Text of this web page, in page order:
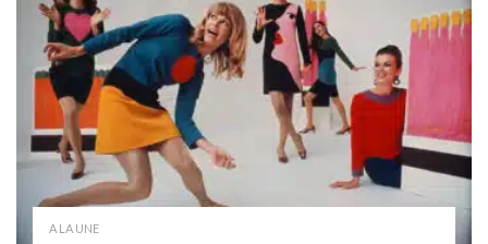
A LA UNE